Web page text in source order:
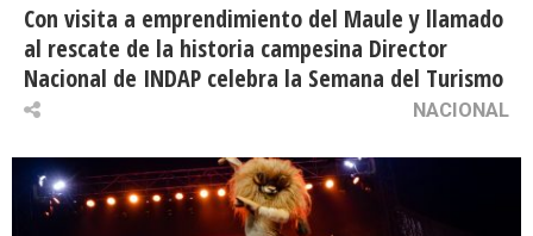
Con visita a emprendimiento del Maule y llamado
al rescate de la historia campesina Director
Nacional de INDAP celebra la Semana del Turismo
NACIONAL